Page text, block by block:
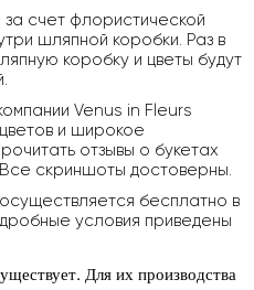
счет флористической
шляпной коробки. Раз в
коробку и цветы будут
Venus in Fleurs
и широкое
отзывы о букетах
скриншоты достоверны.
бесплатно в
условия приведены
Для их производства